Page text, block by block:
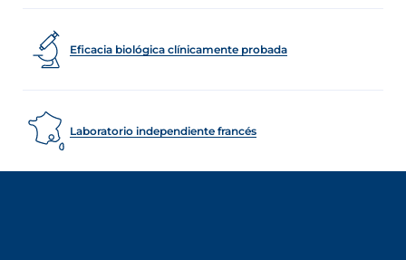
Eficacia biológica clínicamente probada
Laboratorio independiente francés